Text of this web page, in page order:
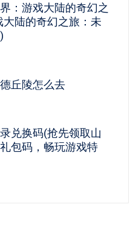
：游戏大陆的奇幻之
大陆的奇幻之旅：未
丘陵怎么去
兑换码(抢先领取山
包码，畅玩游戏特